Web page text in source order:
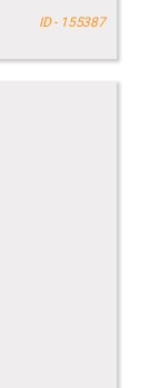
ID - 155387